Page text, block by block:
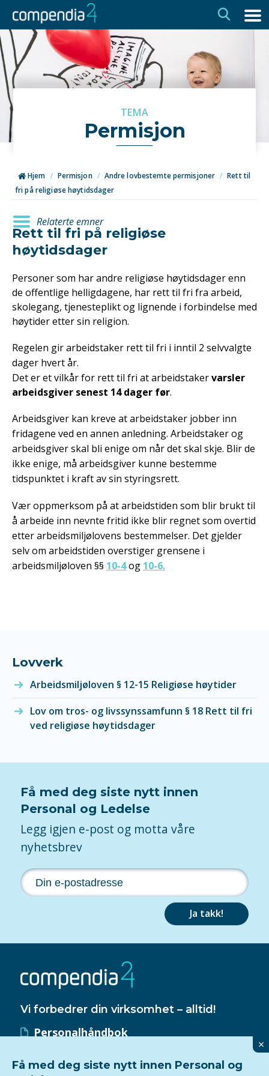
navigasjon
innhold
TEMA
Permisjon
Hjem / Permisjon / Andre lovbestemte permisjoner / Rett til
fri på religiøse høytidsdager
Relaterte emner
Rett til fri på religiøse
høytidsdager
Personer som har andre religiøse høytidsdager enn
de offentlige helligdagene, har rett til fri fra arbeid,
skolegang, tjenesteplikt og lignende i forbindelse med
høytider etter sin religion.
Regelen gir arbeidstaker rett til fri i inntil 2 selvvalgte
dager hvert år.
Det er et vilkår for rett til fri at arbeidstakervarsler
arbeidsgiver senest 14 dager før.
Arbeidsgiver kan kreve at arbeidstaker jobber inn
fridagene ved en annen anledning. Arbeidstaker og
arbeidsgiver skal bli enige om når det skal skje. Blir de
ikke enige, må arbeidsgiver kunne bestemme
tidspunktet i kraft av sin styringsrett.
Vær oppmerksom på at arbeidstiden som blir brukt til
å arbeide inn nevnte fritid ikke blir regnet som overtid
etter arbeidsmiljølovens bestemmelser. Det gjelder
selv om arbeidstiden overstiger grensene i
arbeidsmiljøloven §§ 10-4og 10-6.
Lovverk
Arbeidsmiljøloven § 12-15 Religiøse høytider
Lov om tros- og livssynssamfunn § 18 Rett til fri
ved religiøse høytidsdager
Få med deg siste nytt innen
Personal og Ledelse
Legg igjen e-post og motta våre
nyhetsbrev
Ja takk!
Vi forbedrer din virksomhet – alltid!
Personalhåndbok
Kvalitetssystem
×
Få med deg siste nytt innen Personal og